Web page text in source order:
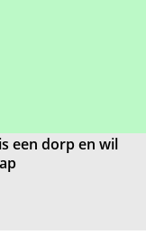
een dorp en wil